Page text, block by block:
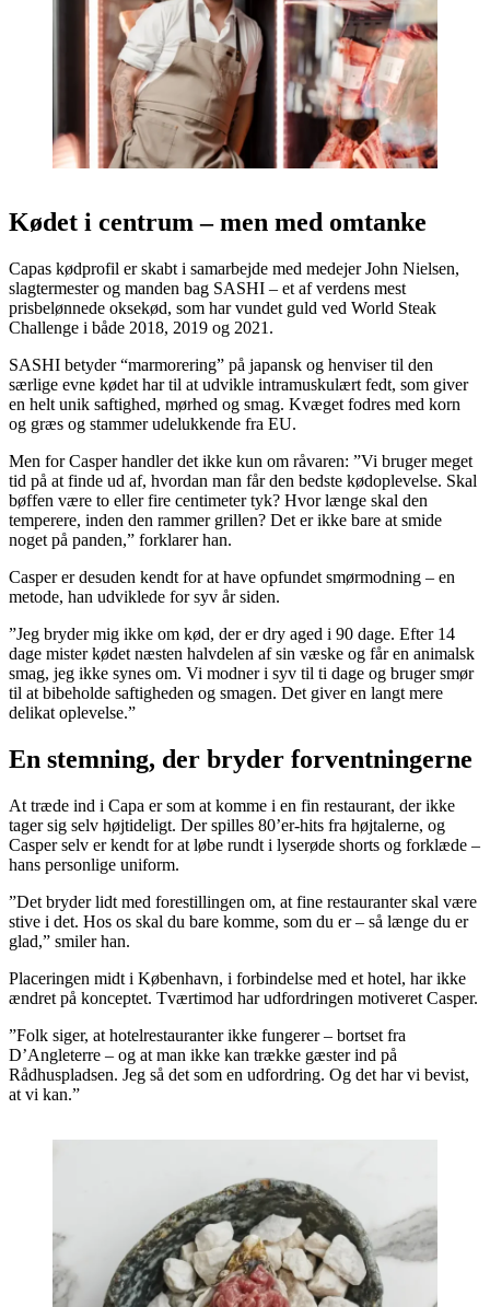
Kødet i centrum – men med omtanke
Capas kødprofil er skabt i samarbejde med medejer John Nielsen,
slagtermester og manden bag SASHI – et af verdens mest
prisbelønnede oksekød, som har vundet guld ved World Steak
Challenge i både 2018, 2019 og 2021.
SASHI betyder “marmorering” på japansk og henviser til den
særlige evne kødet har til at udvikle intramuskulært fedt, som giver
en helt unik saftighed, mørhed og smag. Kvæget fodres med korn
og græs og stammer udelukkende fra EU.
Men for Casper handler det ikke kun om råvaren: ”Vi bruger meget
tid på at finde ud af, hvordan man får den bedste kødoplevelse. Skal
bøffen være to eller fire centimeter tyk? Hvor længe skal den
temperere, inden den rammer grillen? Det er ikke bare at smide
noget på panden,” forklarer han.
Casper er desuden kendt for at have opfundet smørmodning – en
metode, han udviklede for syv år siden.
”Jeg bryder mig ikke om kød, der er dry aged i 90 dage. Efter 14
dage mister kødet næsten halvdelen af sin væske og får en animalsk
smag, jeg ikke synes om. Vi modner i syv til ti dage og bruger smør
til at bibeholde saftigheden og smagen. Det giver en langt mere
delikat oplevelse.”
En stemning, der bryder forventningerne
At træde ind i Capa er som at komme i en fin restaurant, der ikke
tager sig selv højtideligt. Der spilles 80’er-hits fra højtalerne, og
Casper selv er kendt for at løbe rundt i lyserøde shorts og forklæde –
hans personlige uniform.
”Det bryder lidt med forestillingen om, at fine restauranter skal være
stive i det. Hos os skal du bare komme, som du er – så længe du er
glad,” smiler han.
Placeringen midt i København, i forbindelse med et hotel, har ikke
ændret på konceptet. Tværtimod har udfordringen motiveret Casper.
”Folk siger, at hotelrestauranter ikke fungerer – bortset fra
D’Angleterre – og at man ikke kan trække gæster ind på
Rådhuspladsen. Jeg så det som en udfordring. Og det har vi bevist,
at vi kan.”